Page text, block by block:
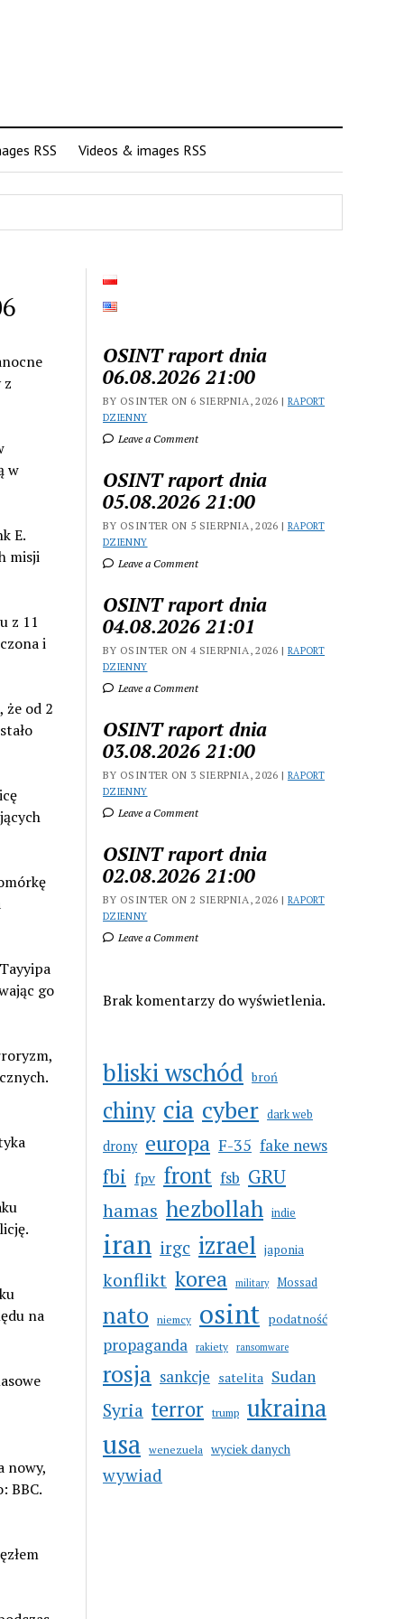
RSS Videos & images RSS
z
w
E.
misji
z 11
i
że od 2
go
na
nowy,
BBC.
OSINT raport dnia
06.08.2026 21:00
BY OSINTER ON 6 SIERPNIA, 2026 | RAPORT
DZIENNY
Leave a Comment
OSINT raport dnia
05.08.2026 21:00
BY OSINTER ON 5 SIERPNIA, 2026 | RAPORT
DZIENNY
Leave a Comment
OSINT raport dnia
04.08.2026 21:01
BY OSINTER ON 4 SIERPNIA, 2026 | RAPORT
DZIENNY
Leave a Comment
OSINT raport dnia
03.08.2026 21:00
BY OSINTER ON 3 SIERPNIA, 2026 | RAPORT
DZIENNY
Leave a Comment
OSINT raport dnia
02.08.2026 21:00
BY OSINTER ON 2 SIERPNIA, 2026 | RAPORT
DZIENNY
Leave a Comment
Brak komentarzy do wyświetlenia.
bliski wschód broń
chiny cia cyber dark web
drony europa F-35 fake news
fbi fpv front fsb GRU
hamas hezbollah indie
iran irgc izrael japonia
konflikt korea military Mossad
nato niemcy osint podatność
propaganda rakiety ransomware
rosja sankcje satelita Sudan
Syria terror trump ukraina
usa wenezuela wyciek danych
wywiad